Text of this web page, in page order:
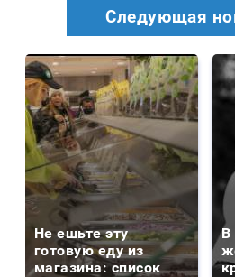
Следующая
Не ешьте эту
готовую еду из
магазина: список
В